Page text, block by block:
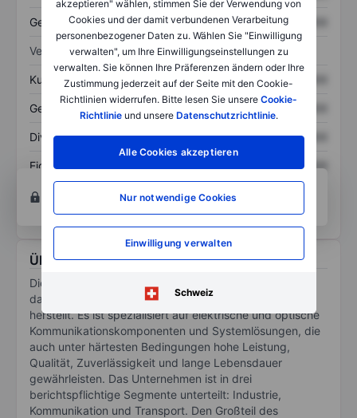
akzeptieren" wählen, stimmen Sie der Verwendung von
Cookies und der damit verbundenen Verarbeitung
personenbezogener Daten zu. Wählen Sie "Einwilligung
verwalten", um Ihre Einwilligungseinstellungen zu
verwalten. Sie können Ihre Präferenzen ändern oder Ihre
Zustimmung jederzeit auf der Seite mit den Cookie-
Richtlinien widerrufen. Bitte lesen Sie unsere Cookie-
Richtlinieund unsere Datenschutzrichtlinie.
Alle Cookies akzeptieren
Nur notwendige Cookies
Einwilligung verwalten
Schweiz
Gesamtschulden XXXXXXX XXXXXXX
Verhältnisse
Kurs/Umsatz XXXXXXX XXXXXXX
Gewinn je Aktie XXXXXXX XXXXXXX
Dividende je Aktie XXXXXXX XXXXXXX
Eigenkapitalrendite
XXXXXXX
Konto eröffnen
und Analyse-Tools zu erhalten.
Über Huber & Suhner AG
Die Huber & Suhner AG ist ein Schweizer Unternehmen,
das Daten- und Energieverbindungen entwickelt und
herstellt. Es ist spezialisiert auf elektrische und optische
Kommunikationskomponenten und Systemlösungen, die
auch unter härtesten Bedingungen hohe Leistung,
Qualität, Zuverlässigkeit und lange Lebensdauer
gewährleisten. Das Unternehmen ist in drei
berichtspflichtige Segmente unterteilt: Industrie,
Kommunikation und Transport. Den Großteil des